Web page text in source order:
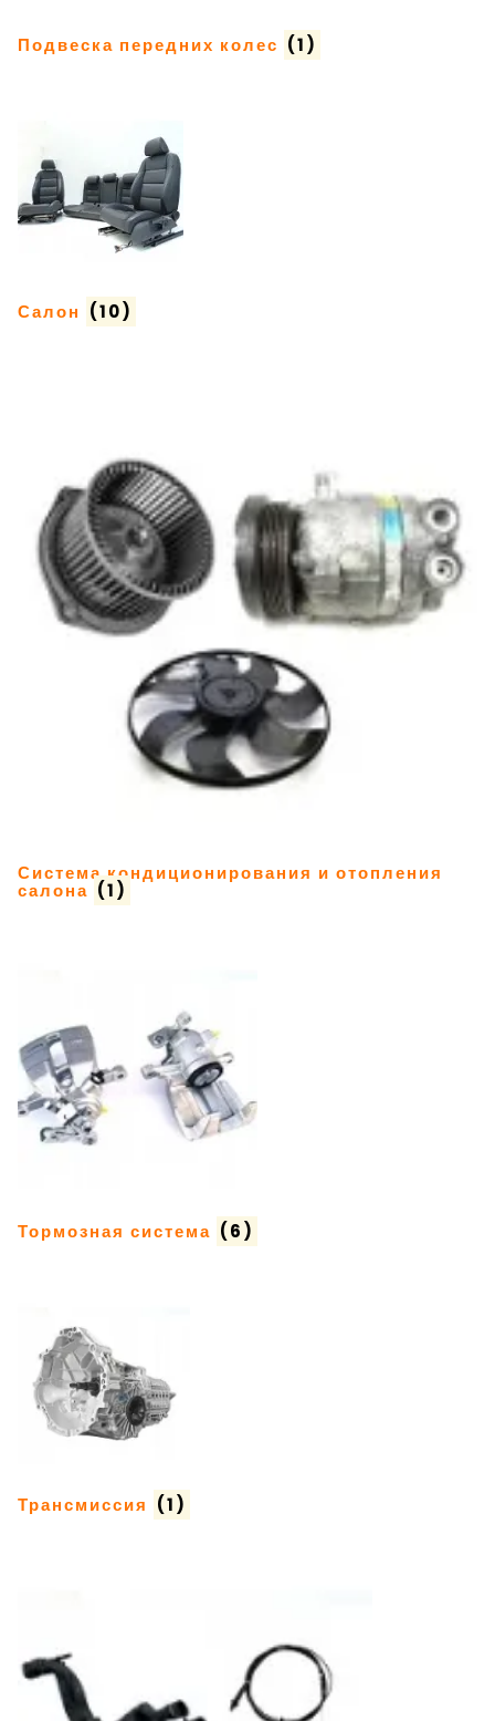
Подвеска передних колес (1)
Салон (10)
Система кондиционирования и отопления
салона (1)
Тормозная система (6)
Трансмиссия (1)